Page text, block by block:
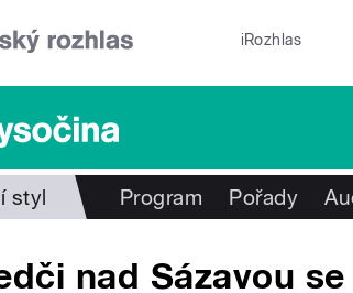
iRozhlas
styl Program Pořady
nad Sázavou